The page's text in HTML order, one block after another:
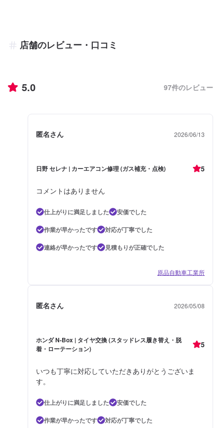
店舗のレビュー・口コミ
5.0 97件のレビュー
匿名さん 2026/06/13
日野 セレナ | カーエアコン修理 (ガス補充・点検) 5
コメントはありません
仕上がりに満足しました
安価でした
作業が早かったです
対応が丁寧でした
連絡が早かったです
見積もりが正確でした
原品自動車工業所
匿名さん 2026/05/08
ホンダ N-Box | タイヤ交換 (スタッドレス履き替え・脱
着・ローテーション)
5
いつも丁寧に対応していただきありがとうございま
す。
仕上がりに満足しました
安価でした
作業が早かったです
対応が丁寧でした